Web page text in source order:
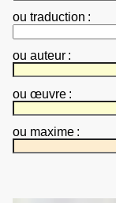
ou traduction :
ou auteur :
ou œuvre :
ou maxime :